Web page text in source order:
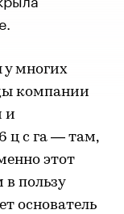
у многих
компании
и
ц с га — там,
этот
в пользу
основатель